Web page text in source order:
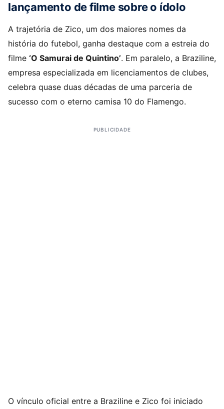
lançamento de filme sobre o ídolo
A trajetória de Zico, um dos maiores nomes da
história do futebol, ganha destaque com a estreia do
filme ‘O Samurai de Quintino’. Em paralelo, a Braziline,
empresa especializada em licenciamentos de clubes,
celebra quase duas décadas de uma parceria de
sucesso com o eterno camisa 10 do Flamengo.
PUBLICIDADE
O vínculo oficial entre a Braziline e Zico foi iniciado